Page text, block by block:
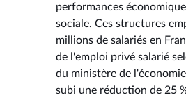
performances
sociale. Ces structures
millions de salariés en
de l'emploi privé salarié
du ministère de
subi une réduction de 25